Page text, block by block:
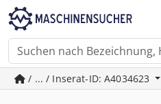
/ ... / Inserat-ID: A4034623